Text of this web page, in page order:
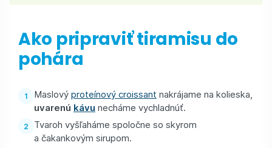
Ako pripraviť tiramisu do
pohára
Maslový proteínový croissant nakrájame na kolieska,
uvarenú kávu necháme vychladnúť.
Tvaroh vyšľaháme spoločne so skyrom
a čakankovým sirupom.